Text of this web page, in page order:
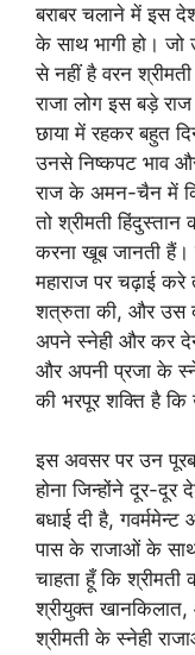
बराबर चलाने में इस
के साथ भागी हो।
से नहीं है वरन
राजा लोग इस बड़े
छाया में रहकर बहुत
उनसे निष्कपट भाव
राज के अमन-चैन में
तो श्रीमती हिंदुस्तान
करना खूब जानती हैं।
महाराज पर चढ़ाई
शत्रुता की, और उस
अपने स्नेही और कर
और अपनी प्रजा के
की भरपूर शक्ति है
इस अवसर पर उन पूरब
होना जिन्होंने दूर-
बधाई दी है,
पास के राजाओं के
चाहता हूँ कि श्रीमती
श्रीयुक्त
श्रीमती के स्नेही